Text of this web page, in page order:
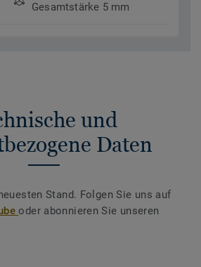
Gesamtstärke 5 mm
und
Daten
Stand. Folgen Sie uns auf
oder abonnieren Sie unseren